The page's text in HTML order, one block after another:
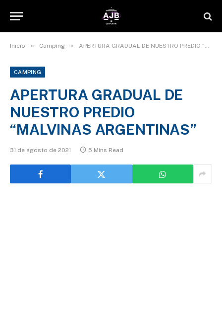
Inicio » Camping » APERTURA GRADUAL DE NUESTRO PREDIO “MALVINAS ARGENTINAS”
CAMPING
APERTURA GRADUAL DE
NUESTRO PREDIO
“MALVINAS ARGENTINAS”
31 de agosto de 2021 5 Mins Read